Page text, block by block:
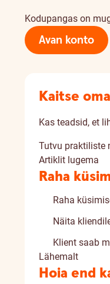
Kodupangas on
Avan konto
Kaitse
Kas teadsid, et
Tutvu praktiliste
Artiklit lugema
Raha
Raha
Näita
Klient saab
Lähemalt
Hoia end